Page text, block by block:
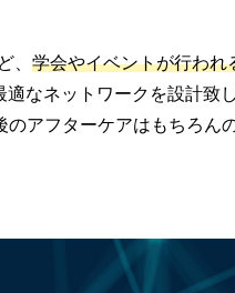
、 学会やイベントが行われ
なネットワークを設計致
アフターケアはもちろん